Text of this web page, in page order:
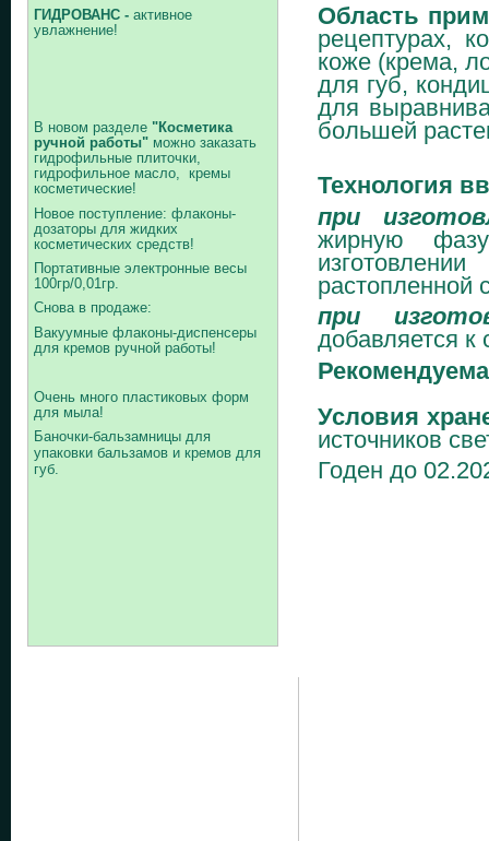
ГИДРОВАНС - активное
увлажнение!
В новом разделе "Косметика
ручной работы" можно заказать
гидрофильные плиточки,
гидрофильное масло, кремы
косметические!
Новое поступление: флаконы-
дозаторы для жидких
косметических средств!
Портативные электронные весы
100гр/0,01гр.
Снова в продаже:
Вакуумные флаконы-диспенсеры
для кремов ручной работы!
Очень много пластиковых форм
для мыла!
Баночки-бальзамницы для
упаковки бальзамов и кремов для
губ.
Область
рецептурах,
коже (крема,
для губ,
для
большей
Технология
при
жирную
растопленной
при
добавляется
Условия
источников
Годен до